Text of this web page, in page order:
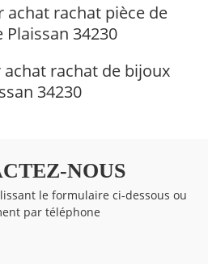
rachat pièce de
34230
rachat de bijoux
34230
NOUS
le formulaire ci-dessous ou
par téléphone